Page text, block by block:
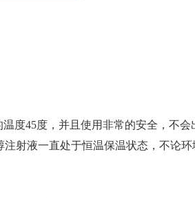
度45度，并且使用非常的安全，不
射液一直处于恒温保温状态，不论